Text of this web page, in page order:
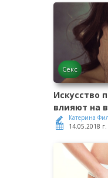
Секс
Искусство
влияют на
Катерина
14.05.2018 г.